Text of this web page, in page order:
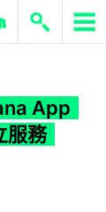
ERP 與商業 AI
App
服務